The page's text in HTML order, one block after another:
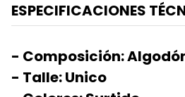
ESPECIFICACIONES
- Composición:
- Talle: Unico